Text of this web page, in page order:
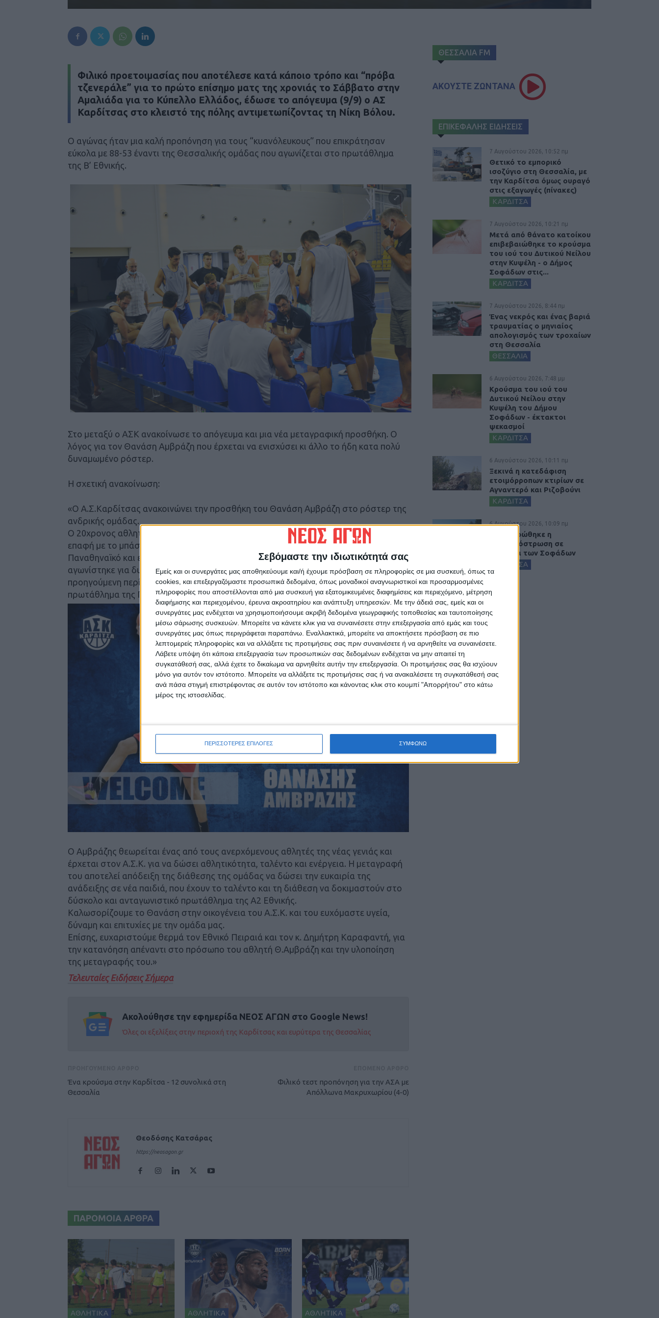
Σεβόμαστε την ιδιωτικότητά σας
Εμείς και οι συνεργάτες μας αποθηκεύουμε και/ή έχουμε πρόσβαση σε πληροφορίες σε μια συσκευή, όπως τα
cookies, και επεξεργαζόμαστε προσωπικά δεδομένα, όπως μοναδικοί αναγνωριστικοί και προσαρμοσμένες
πληροφορίες που αποστέλλονται από μια συσκευή για εξατομικευμένες διαφημίσεις και περιεχόμενο, μέτρηση
διαφήμισης και περιεχομένου, έρευνα ακροατηρίου και ανάπτυξη υπηρεσιών. Με την άδειά σας, εμείς και οι
συνεργάτες μας ενδέχεται να χρησιμοποιήσουμε ακριβή δεδομένα γεωγραφικής τοποθεσίας και ταυτοποίησης
μέσω σάρωσης συσκευών. Μπορείτε να κάνετε κλικ για να συναινέσετε στην επεξεργασία από εμάς και τους
συνεργάτες μας όπως περιγράφεται παραπάνω. Εναλλακτικά, μπορείτε να αποκτήσετε πρόσβαση σε πιο
λεπτομερείς πληροφορίες και να αλλάξετε τις προτιμήσεις σας πριν συναινέσετε ή να αρνηθείτε να συναινέσετε.
Λάβετε υπόψη ότι κάποια επεξεργασία των προσωπικών σας δεδομένων ενδέχεται να μην απαιτεί τη
συγκατάθεσή σας, αλλά έχετε το δικαίωμα να αρνηθείτε αυτήν την επεξεργασία. Οι προτιμήσεις σας θα ισχύουν
μόνο για αυτόν τον ιστότοπο. Μπορείτε να αλλάξετε τις προτιμήσεις σας ή να ανακαλέσετε τη συγκατάθεσή σας
ανά πάσα στιγμή επιστρέφοντας σε αυτόν τον ιστότοπο και κάνοντας κλικ στο κουμπί "Απορρήτου" στο κάτω
μέρος της ιστοσελίδας.
ΠΕΡΙΣΣΟΤΕΡΕΣ ΕΠΙΛΟΓΕΣ ΣΥΜΦΩΝΩ
Φιλικό προετοιμασίας που αποτέλεσε κατά κάποιο τρόπο και “πρόβα
τζενεράλε” για το πρώτο επίσημο ματς της χρονιάς το Σάββατο στην
Αμαλιάδα για το Κύπελλο Ελλάδος, έδωσε το απόγευμα (9/9) ο ΑΣ
Καρδίτσας στο κλειστό της πόλης αντιμετωπίζοντας τη Νίκη Βόλου.
Ο αγώνας ήταν μια καλή προπόνηση για τους “κυανόλευκους” που επικράτησαν
εύκολα με 88-53 έναντι της Θεσσαλικής ομάδας που αγωνίζεται στο πρωτάθλημα
της Β’ Εθνικής.
Στο μεταξύ ο ΑΣΚ ανακοίνωσε το απόγευμα και μια νέα μεταγραφική προσθήκη. Ο
λόγος για τον Θανάση Αμβράζη που έρχεται να ενισχύσει κι άλλο το ήδη κατα πολύ
δυναμωμένο ρόστερ.
Η σχετική ανακοίνωση:
«Ο Α.Σ.Καρδίτσας ανακοινώνει την προσθήκη του Θανάση Αμβράζη στο ρόστερ της
ανδρικής ομάδας.
Ο 20χρονος αθλητής έχει ύψος 2,00 μ. και αγωνίζεται ως φόργουορντ. Η πρώτη του
επαφή με το μπάσκετ ήταν στον Κρόνο Τρικάλων, ενώ το 2016 μεταπήδησε στον
Παναθηναϊκό και εντάχθηκε στην εφηβική ομάδα του «Τριφυλλιού», στην οποία και
αγωνίστηκε για δυο σεζόν. Την περίοδο 2018-19 έπαιξε στην Ακράτα, ενώ την
προηγούμενη περίοδο, ήταν πρωταγωνιστής στην κατάκτηση της 1ης θέσης στο
πρωτάθλημα της Γ’ Εθνικής με τη φανέλα του Φιλαθλητικού Ζωγράφου.
O Αμβράζης θεωρείται ένας από τους ανερχόμενους αθλητές της νέας γενιάς και
έρχεται στον Α.Σ.Κ. για να δώσει αθλητικότητα, ταλέντο και ενέργεια. Η μεταγραφή
του αποτελεί απόδειξη της διάθεσης της ομάδας να δώσει την ευκαιρία της
ανάδειξης σε νέα παιδιά, που έχουν το ταλέντο και τη διάθεση να δοκιμαστούν στο
δύσκολο και ανταγωνιστικό πρωτάθλημα της Α2 Εθνικής.
Καλωσορίζουμε το Θανάση στην οικογένεια του Α.Σ.Κ. και του ευχόμαστε υγεία,
δύναμη και επιτυχίες με την ομάδα μας.
Επίσης, ευχαριστούμε θερμά τον Εθνικό Πειραιά και τον κ. Δημήτρη Καραφαντή, για
την κατανόηση απέναντι στο πρόσωπο του αθλητή Θ.Αμβράζη και την υλοποίηση
της μεταγραφής του.»
Τελευταίες Ειδήσεις Σήμερα
Ακολούθησε την εφημερίδα ΝΕΟΣ ΑΓΩΝ στο Google News!
Όλες οι εξελίξεις στην περιοχή της Καρδίτσας και ευρύτερα της Θεσσαλίας
Ένα κρούσμα στην Καρδίτσα - 12 συνολικά στη
Θεσσαλία
Φιλικό τεστ προπόνηση για την ΑΣΑ με
Απόλλωνα Μακρυχωρίου (4-0)
Θεοδόσης Κατσάρας
https://neosagon.gr
ΠΑΡΟΜΟΙΑ ΑΡΘΡΑ
ΑΘΛΗΤΙΚΑ ΑΘΛΗΤΙΚΑ ΑΘΛΗΤΙΚΑ
ΘΕΣΣΑΛΙΑ FM
ΑΚΟΥΣΤΕ ΖΩΝΤΑΝΑ
ΕΠΙΚΕΦΑΛΗΣ ΕΙΔΗΣΕΙΣ
7 Αυγούστου 2026, 10:52 πμ
Θετικό το εμπορικό
ισοζύγιο στη Θεσσαλία, με
την Καρδίτσα όμως ουραγό
στις εξαγωγές (πίνακες)
ΚΑΡΔΙΤΣΑ
7 Αυγούστου 2026, 10:21 πμ
Μετά από θάνατο κατοίκου
επιβεβαιώθηκε το κρούσμα
του ιού του Δυτικού Νείλου
στην Κυψέλη - ο Δήμος
Σοφάδων στις...
ΚΑΡΔΙΤΣΑ
7 Αυγούστου 2026, 8:44 πμ
Ένας νεκρός και ένας βαριά
τραυματίας ο μηνιαίος
απολογισμός των τροχαίων
στη Θεσσαλία
ΘΕΣΣΑΛΙΑ
6 Αυγούστου 2026, 7:48 μμ
Κρούσμα του ιού του
Δυτικού Νείλου στην
Κυψέλη του Δήμου
Σοφάδων - έκτακτοι
ψεκασμοί
ΚΑΡΔΙΤΣΑ
6 Αυγούστου 2026, 10:11 πμ
Ξεκινά η κατεδάφιση
ετοιμόρροπων κτιρίων σε
Αγναντερό και Ριζοβούνι
ΚΑΡΔΙΤΣΑ
6 Αυγούστου 2026, 10:09 πμ
Ολοκληρώθηκε η
ασφαλτόστρωση σε
τμήματα των Σοφάδων
ΚΑΡΔΙΤΣΑ